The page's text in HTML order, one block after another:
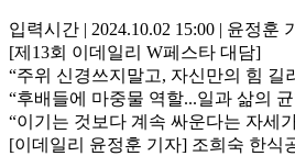
입력시간 | 2024.10.02 15:00 | 윤정훈
[제13회 이데일리 W페스타 대담]
“주위 신경쓰지말고, 자신만의 힘 길
“후배들에 마중물 역할...일과 삶의
“이기는 것보다 계속 싸운다는 자세
[이데일리 윤정훈 기자] 조희숙 한식